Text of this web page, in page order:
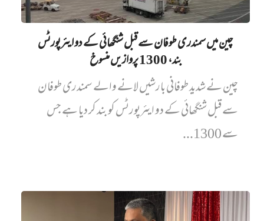
چین میں‌ سمندری طوفان سے قبل شنگھائی کے دو ایئرپورٹس
بند، 1300 پروازیں‌ منسوخ
چین نے شدید طوفانی بارشیں لانے والے سمندری طوفان
سے قبل شنگھائی کے دو ایئرپورٹس کو بند کر دیا ہے جس
سے 1300...